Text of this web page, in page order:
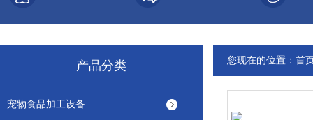
产品分类
宠物食品加工设备
您现在的位置： 首